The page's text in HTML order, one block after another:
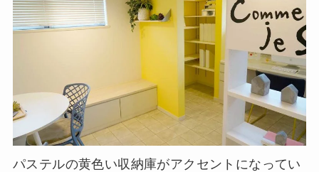
パステルの黄色い収納庫がアクセントになってい